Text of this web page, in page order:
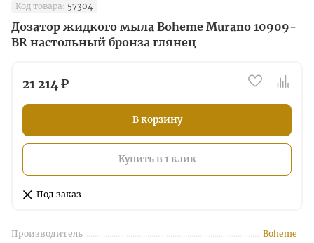
Код товара: 57304
Дозатор жидкого мыла Boheme Murano 10909-
BR настольный бронза глянец
21 214 ₽
В корзину
Купить в 1 клик
Под заказ
Производитель Boheme